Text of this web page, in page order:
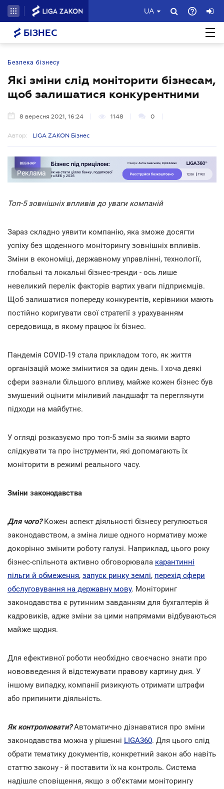
UA
БІЗНЕС
Безпека бізнесу
Які зміни слід моніторити бізнесам,
щоб залишатися конкурентними
8 вересня 2021, 16:24 1148 0
Автор: LIGA ZAKON Бізнес
Реклама
Топ-5 зовнішніх впливів до уваги компаній
Зараз складно уявити компанію, яка зможе досягти
успіху без щоденного моніторингу зовнішніх впливів.
Зміни в економіці, державному управлінні, технології,
глобальні та локальні бізнес-тренди - ось лише
невеликий перелік факторів вартих уваги підприємців.
Щоб залишатися попереду конкурентів, керівники мають
постійно коригувати свої стратегії з урахуванням
середовища, в якому працює їх бізнес.
Пандемія COVID-19 стала прикладом того, як життя
організацій може змінитися за один день. І хоча деякі
сфери зазнали більшого впливу, майже кожен бізнес був
змушений оцінити мінливий ландшафт та переглянути
підходи на майбутнє.
У огляді розказуємо про топ-5 змін за якими варто
слідкувати та про інструменти, які допомагають їх
моніторити в режимі реального часу.
Зміни законодавства
Для чого?Кожен аспект діяльності бізнесу регулюється
законодавством, а зміна лише одного нормативу може
докорінно змінити роботу галузі. Наприклад, цього року
бізнес-спільнота активно обговорювала карантинні
пільги й обмеження, запуск ринку землі, перехід сфери
обслуговування на державну мову. Моніторинг
законодавства є рутинним завданням для бухгалтерів й
кадровиків, адже зміни за цими напрямами відбуваються
майже щодня.
Для ефективної роботи необхідно своєчасно знати про
нововведення й відстежувати правову картину дня. У
іншому випадку, компанії ризикують отримати штрафи
або припинити діяльність.
Як контролювати?Автоматично дізнаватися про зміни
законодавства можна у рішенні LIGA360. Для цього слід
обрати тематику документів, конкретний закон або навіть
статтю закону - й поставити їх на контроль. Система
надішле сповіщення, якщо з об'єктами моніторингу